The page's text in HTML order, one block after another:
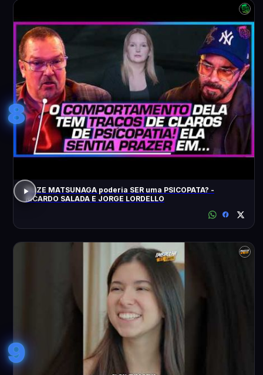
8
ELIZE MATSUNAGA poderia SER uma PSICOPATA? -
RICARDO SALADA E JORGE LORDELLO
9